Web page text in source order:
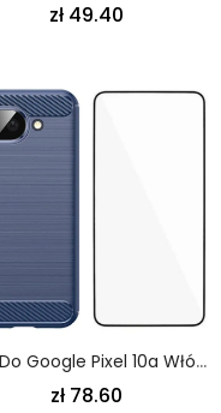
zł 49.40
Etui Do Google Pixel 10a Włókno Węglowe Z Folią Ochronną Na Ekran
zł 78.60